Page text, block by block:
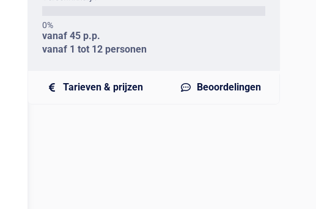
vanaf 45 p.p.
vanaf 1 tot 12 personen
Tarieven & prijzen Beoordelingen